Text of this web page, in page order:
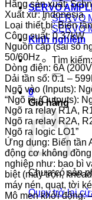
SERVO
SERVO
SERVO
Kinh nghiệm
Tìm kiếm:
0
Giỏ hàng
Chưa có sản
Quay trở lại
Hãng sản xuất:
Xuất xứ: Indonesia
Loại thiết bị: Biến tần
Công suất: 0.37kW
Nguồn cấp (sai số
50/60Hz
Dòng điện: 6A
Dải tần số: 0.1 –
Ngõ vào (Inputs):
“Ngõ ra (Outputs):
Ngõ ra relay R1A,
Ngõ ra relay R2A,
Ngõ ra logic LO1”
Ứng dụng: Biến tần
động cơ không
nghiệp như: bao bì
biệt (máy trộn,
máy nén, quạt, tời
Mô men khởi động: